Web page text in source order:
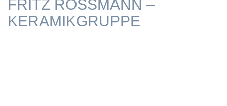
FRITZ ROSSMANN –
KERAMIKGRUPPE